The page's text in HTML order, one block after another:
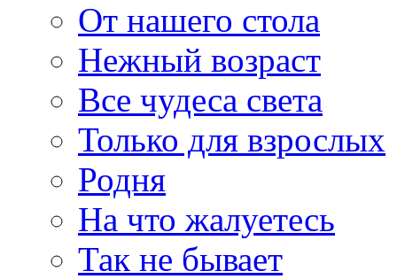
От нашего стола
Нежный возраст
Все чудеса света
Только для взрослых
Родня
На что жалуетесь
Так не бывает